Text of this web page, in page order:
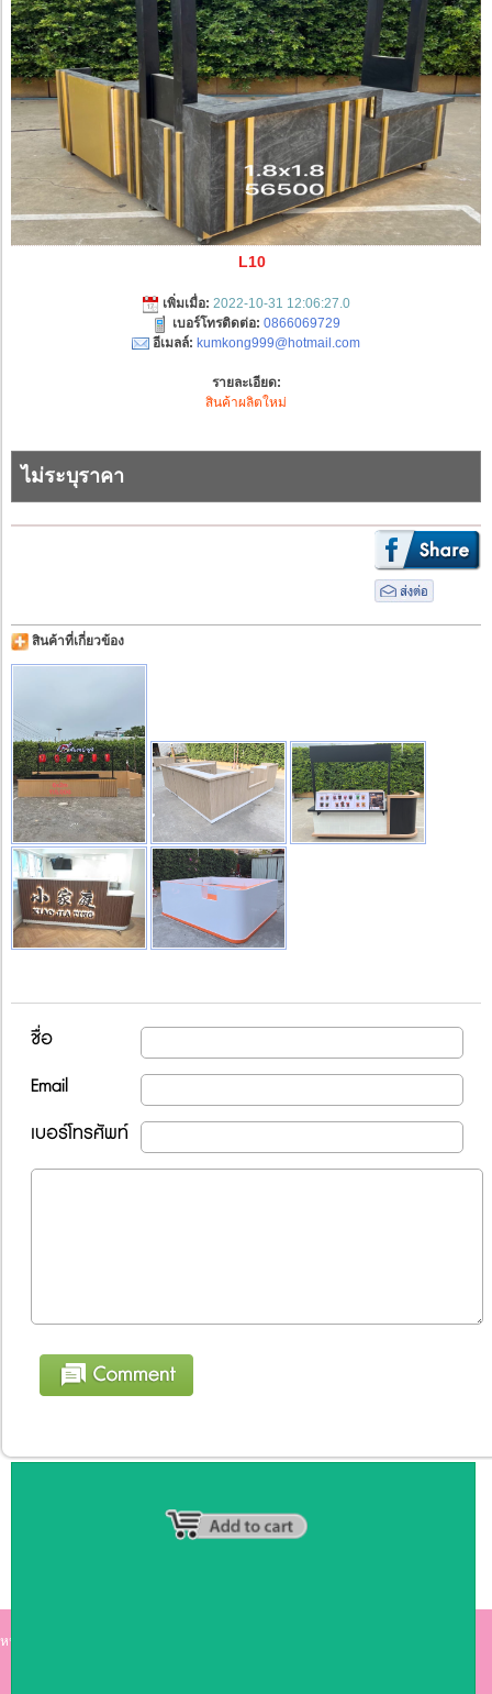
L10
เพิ่มเมื่อ: 2022-10-31 12:06:27.0
เบอร์โทรติดต่อ: 0866069729
อีเมลล์: kumkong999@hotmail.com
รายละเอียด:
สินค้าผลิตใหม่
ไม่ระบุราคา
สินค้าที่เกี่ยวข้อง
ชื่อ
Email
เบอร์โทรศัพท์
หน้าหลัก